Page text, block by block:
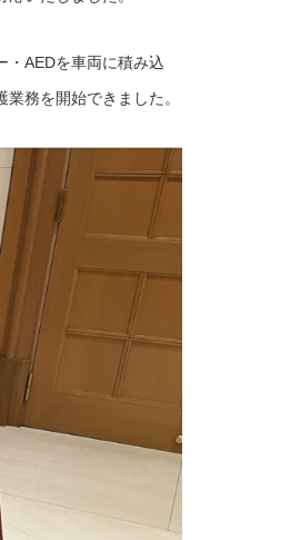
・AEDを車両に積み込
務を開始できました。